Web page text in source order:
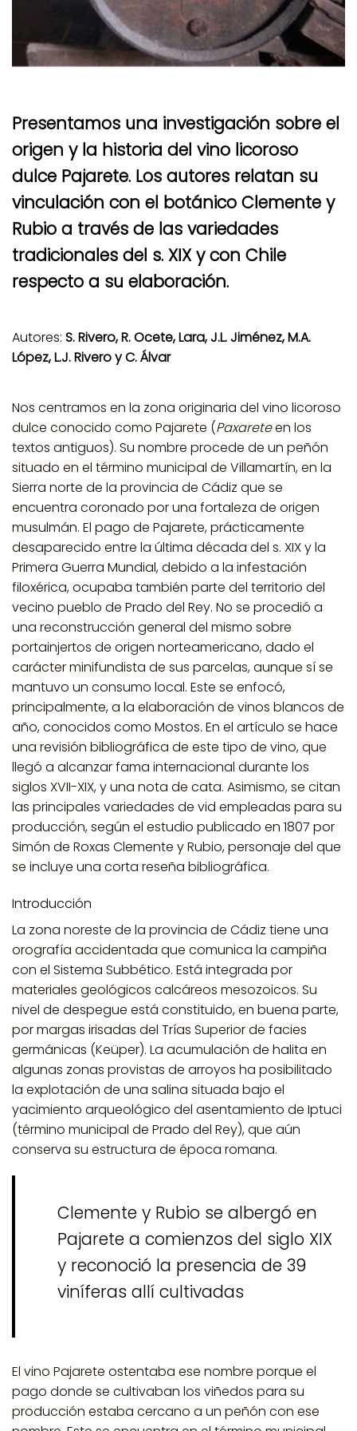
Presentamos una investigación sobre el
origen y la historia del vino licoroso
dulce Pajarete. Los autores relatan su
vinculación con el botánico Clemente y
Rubio a través de las variedades
tradicionales del s. XIX y con Chile
respecto a su elaboración.
Autores: S. Rivero, R. Ocete, Lara, J.L. Jiménez, M.A.
López, L.J. Rivero y C. Álvar
Nos centramos en la zona originaria del vino licoroso
dulce conocido como Pajarete (Paxareteen los
textos antiguos). Su nombre procede de un peñón
situado en el término municipal de Villamartín, en la
Sierra norte de la provincia de Cádiz que se
encuentra coronado por una fortaleza de origen
musulmán. El pago de Pajarete, prácticamente
desaparecido entre la última década del s. XIX y la
Primera Guerra Mundial, debido a la infestación
filoxérica, ocupaba también parte del territorio del
vecino pueblo de Prado del Rey. No se procedió a
una reconstrucción general del mismo sobre
portainjertos de origen norteamericano, dado el
carácter minifundista de sus parcelas, aunque sí se
mantuvo un consumo local. Este se enfocó,
principalmente, a la elaboración de vinos blancos de
año, conocidos como Mostos.En el artículo se hace
una revisión bibliográfica de este tipo de vino, que
llegó a alcanzar fama internacional durante los
siglos XVII-XIX, y una nota de cata. Asimismo, se citan
las principales variedades de vid empleadas para su
producción, según el estudio publicado en 1807 por
Simón de Roxas Clemente y Rubio, personaje del que
se incluye una corta reseña bibliográfica.
Introducción
La zona noreste de la provincia de Cádiz tiene una
orografía accidentada que comunica la campiña
con el Sistema Subbético. Está integrada por
materiales geológicos calcáreos mesozoicos. Su
nivel de despegue está constituido, en buena parte,
por margas irisadas del Trías Superior de facies
germánicas (Keüper). La acumulación de halita en
algunas zonas provistas de arroyos ha posibilitado
la explotación de una salina situada bajo el
yacimiento arqueológico del asentamiento de Iptuci
(término municipal de Prado del Rey), que aún
conserva su estructura de época romana.
Clemente y Rubio se albergó en
Pajarete a comienzos del siglo XIX
y reconoció la presencia de 39
viníferas allí cultivadas
El vino Pajarete ostentaba ese nombre porque el
pago donde se cultivaban los viñedos para su
producción estaba cercano a un peñón con ese